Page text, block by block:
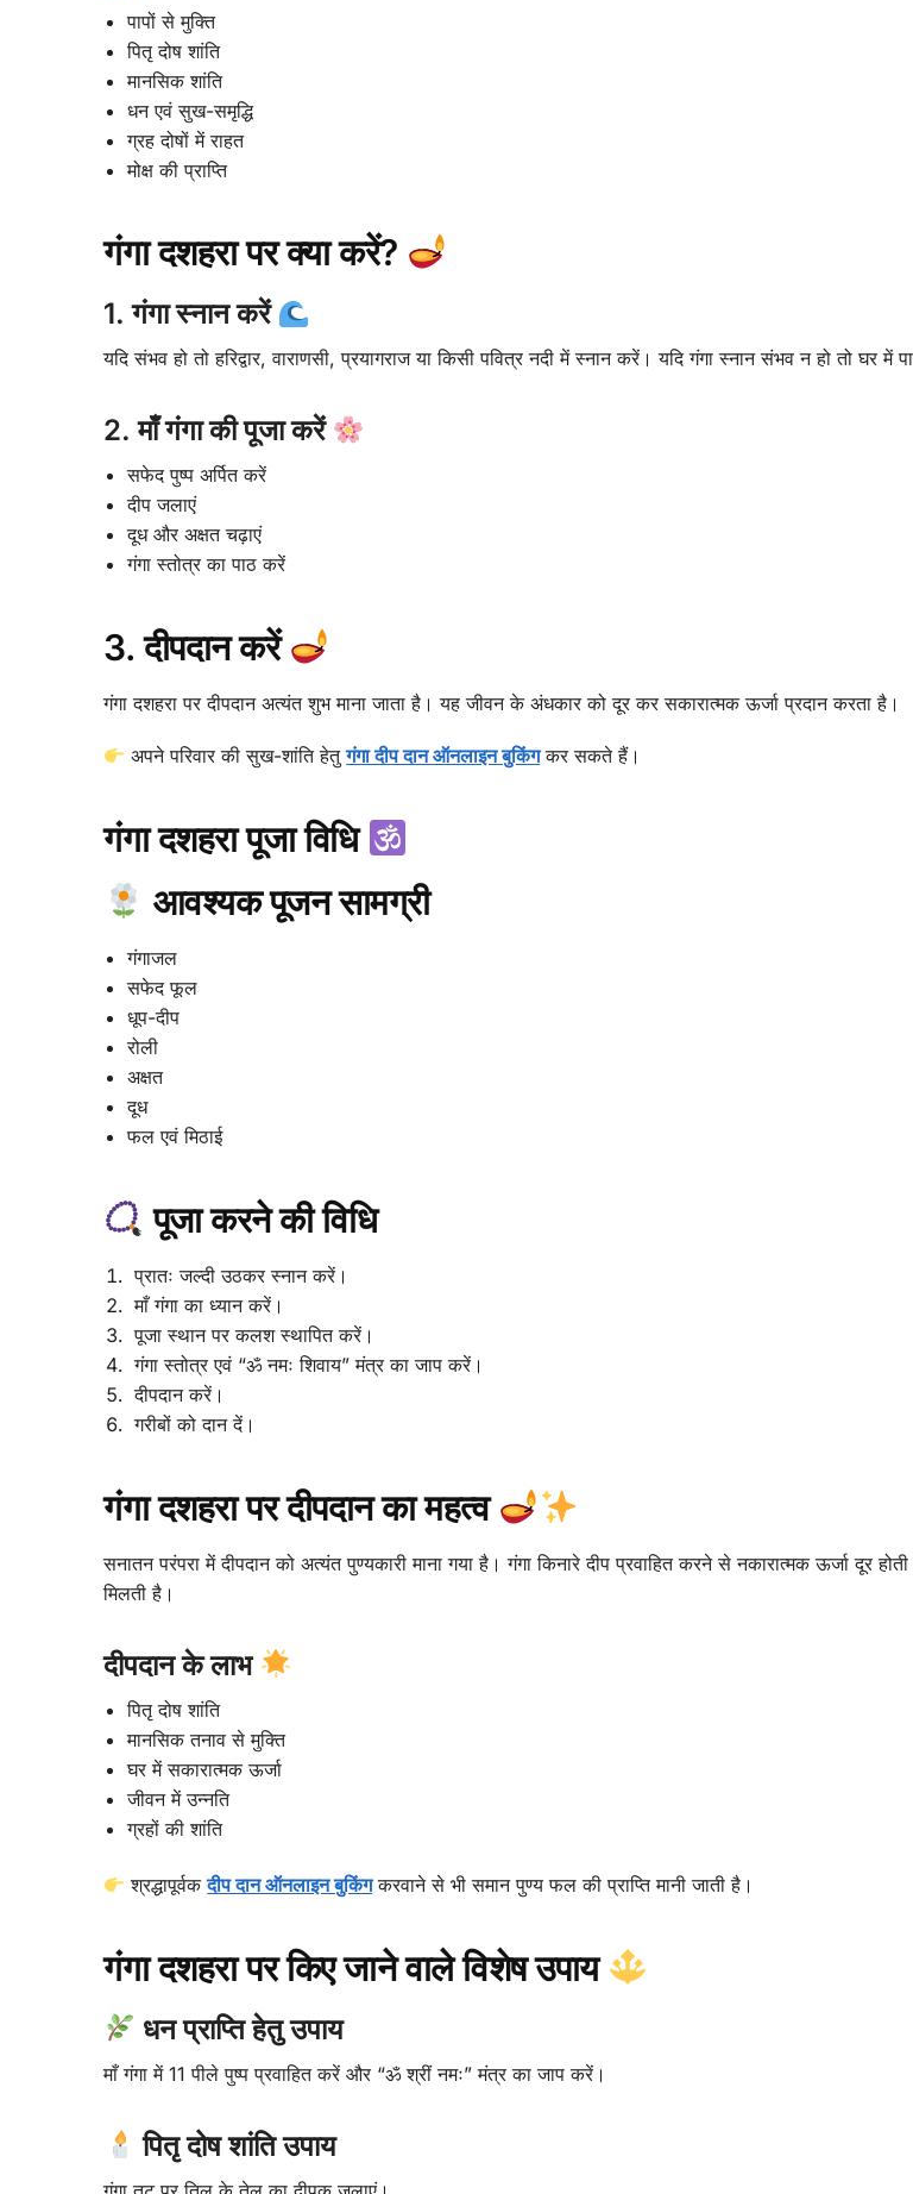
पापों से मुक्ति
पितृ दोष शांति
मानसिक शांति
धन एवं सुख-समृद्धि
ग्रह दोषों में राहत
मोक्ष की प्राप्ति
गंगा दशहरा पर क्या करें?
1. गंगा स्नान करें
यदि संभव हो तो हरिद्वार, वाराणसी, प्रयागराज या किसी पवित्र नदी में स्नान करें। यदि गंगा स्नान संभव न हो तो घर में
2. माँ गंगा की पूजा करें
सफेद पुष्प अर्पित करें
दीप जलाएं
दूध और अक्षत चढ़ाएं
गंगा स्तोत्र का पाठ करें
3. दीपदान करें
गंगा दशहरा पर दीपदान अत्यंत शुभ माना जाता है। यह जीवन के अंधकार को दूर कर सकारात्मक ऊर्जा प्रदान करता है।
अपने परिवार की सुख-शांति हेतुगंगा दीप दान ऑनलाइन बुकिंगकर सकते हैं।
गंगा दशहरा पूजा विधि
आवश्यक पूजन सामग्री
गंगाजल
सफेद फूल
धूप-दीप
रोली
अक्षत
दूध
फल एवं मिठाई
पूजा करने की विधि
प्रातः जल्दी उठकर स्नान करें।
माँ गंगा का ध्यान करें।
पूजा स्थान पर कलश स्थापित करें।
गंगा स्तोत्र एवं “ॐ नमः शिवाय” मंत्र का जाप करें।
दीपदान करें।
गरीबों को दान दें।
गंगा दशहरा पर दीपदान का महत्व
सनातन परंपरा में दीपदान को अत्यंत पुण्यकारी माना गया है। गंगा किनारे दीप प्रवाहित करने से नकारात्मक ऊर्जा दूर
मिलती है।
दीपदान के लाभ
पितृ दोष शांति
मानसिक तनाव से मुक्ति
घर में सकारात्मक ऊर्जा
जीवन में उन्नति
ग्रहों की शांति
श्रद्धापूर्वकदीप दान ऑनलाइन बुकिंगकरवाने से भी समान पुण्य फल की प्राप्ति मानी जाती है।
गंगा दशहरा पर किए जाने वाले विशेष उपाय
धन प्राप्ति हेतु उपाय
माँ गंगा में 11 पीले पुष्प प्रवाहित करें और “ॐ श्रीं नमः” मंत्र का जाप करें।
पितृ दोष शांति उपाय